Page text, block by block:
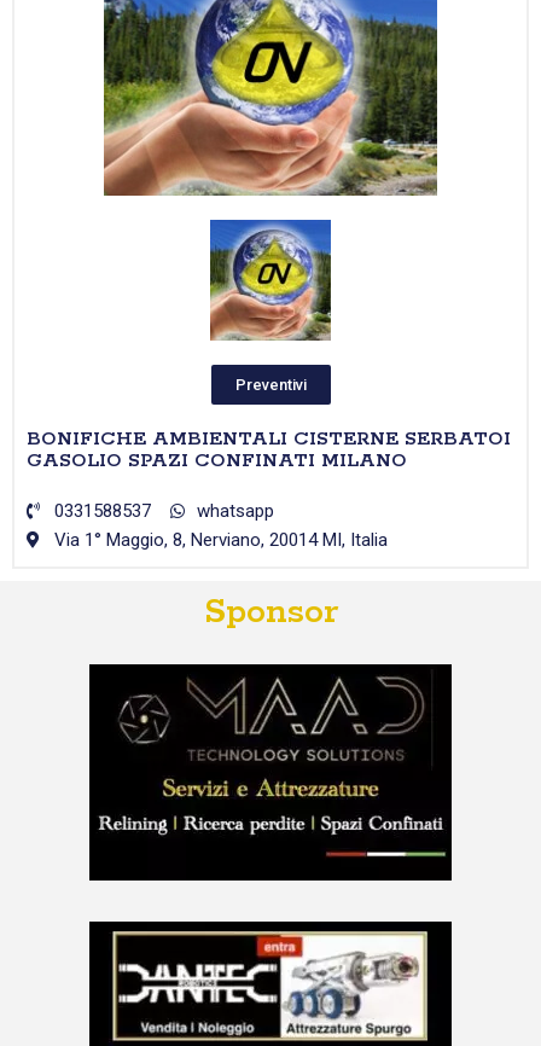
Preventivi
BONIFICHE AMBIENTALI CISTERNE SERBATOI
GASOLIO SPAZI CONFINATI MILANO
0331588537
whatsapp
Via 1° Maggio, 8, Nerviano, 20014 MI, Italia
Sponsor